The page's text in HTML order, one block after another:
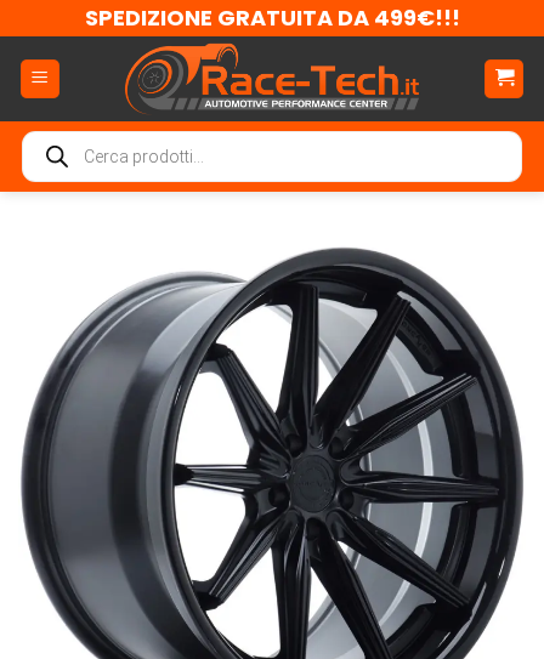
ai
contenuti
SPEDIZIONE GRATUITA DA 499€!!!
Ricerca
prodotti